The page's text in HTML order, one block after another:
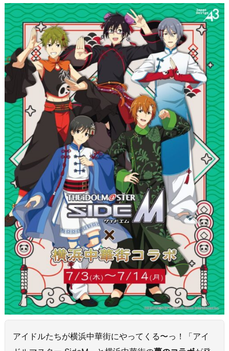
アイドルたちが横浜中華街にやってくる〜っ！「アイ